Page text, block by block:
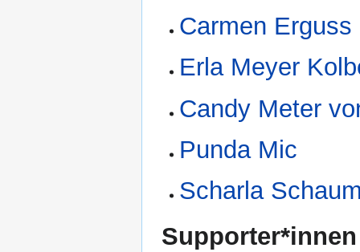
Carmen Erguss
Erla Meyer
Candy Meter
Punda Mic
Scharla
Supporter*innen